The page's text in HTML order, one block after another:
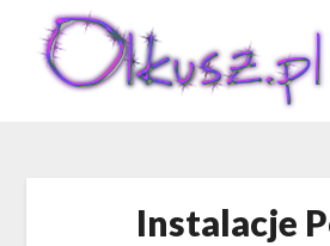
content
Instalacje